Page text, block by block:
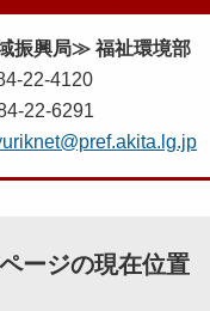
振興局≫ 福祉環境部
22-4120
22-6291
ージの現在位置